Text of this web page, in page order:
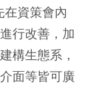
在資策會內
行改善，加
構生態系，
面等皆可廣